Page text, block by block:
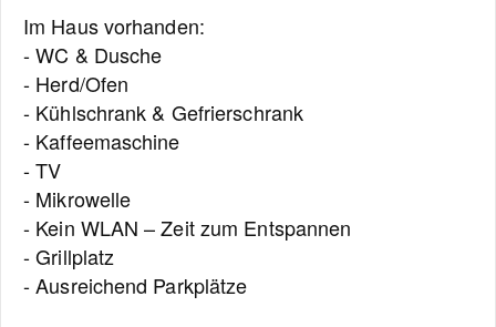
Im Haus vorhanden:
- WC & Dusche
- Herd/Ofen
- Kühlschrank & Gefrierschrank
- Kaffeemaschine
- TV
- Mikrowelle
- Kein WLAN – Zeit zum Entspannen
- Grillplatz
- Ausreichend Parkplätze